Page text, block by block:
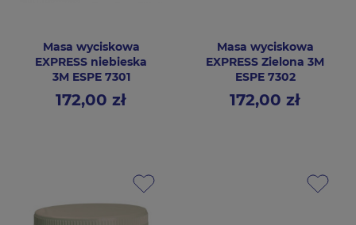
Masa wyciskowa
EXPRESS niebieska
3M ESPE 7301
Cena172,00 zł
Masa wyciskowa
EXPRESS Zielona 3M
ESPE 7302
Cena172,00 zł